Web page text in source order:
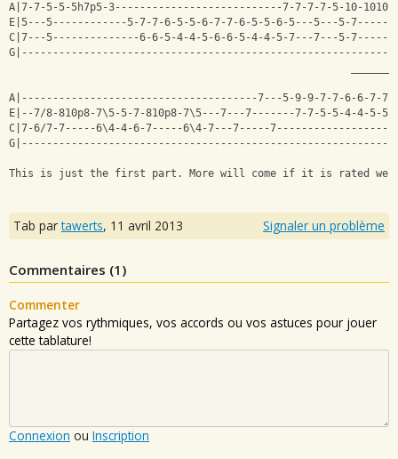
A|7-7-5-5-5h7p5-3---------------------------7-7-7-7-5-10-
E|5---5------------5-7-7-6-5-5-6-7-7-6-5-5-6-5---5---5-
C|7---5--------------6-6-5-4-4-5-6-6-5-4-4-5-7---7---5-
A|--------------------------------------7---5-9-9-7-7-6-6-7-7
E|--7/8-810p8-7\5-5-7-810p8-7\5---7---7-------7-7-5-5-4-4-5-5
C|7-6/7-7-----6\4-4-6-7-----6\4-7---7-----7------------------
G|-----------------------------------------------------------
This is just the first part. More will come if it is rated
Tab partawerts, 11 avril 2013 Signaler un problème
Commentaires (1 )
Commenter
Partagez vos rythmiques, vos accords ou vos astuces pour jouer
cette tablature!
Connexion ou Inscription